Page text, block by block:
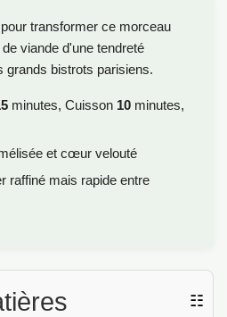
transformer ce morceau
viande d'une tendreté
grands bistrots parisiens.
minutes, Cuisson 10 minutes,
et cœur velouté
raffiné mais rapide entre
☷